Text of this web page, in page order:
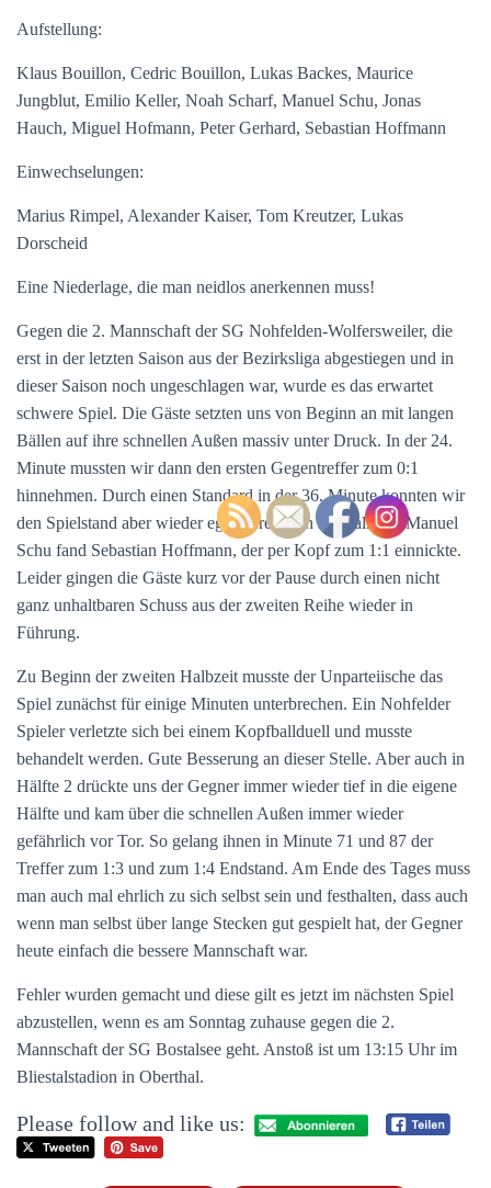
Aufstellung:
Klaus Bouillon, Cedric Bouillon, Lukas Backes, Maurice
Jungblut, Emilio Keller, Noah Scharf, Manuel Schu, Jonas
Hauch, Miguel Hofmann, Peter Gerhard, Sebastian Hoffmann
Einwechselungen:
Marius Rimpel, Alexander Kaiser, Tom Kreutzer, Lukas
Dorscheid
Eine Niederlage, die man neidlos anerkennen muss!
Gegen die 2. Mannschaft der SG Nohfelden-Wolfersweiler, die
erst in der letzten Saison aus der Bezirksliga abgestiegen und in
dieser Saison noch ungeschlagen war, wurde es das erwartet
schwere Spiel. Die Gäste setzten uns von Beginn an mit langen
Bällen auf ihre schnellen Außen massiv unter Druck. In der 24.
Minute mussten wir dann den ersten Gegentreffer zum 0:1
hinnehmen. Durch einen Standard in der 36. Minute konnten wir
den Spielstand aber wieder egalisieren. Ein Eckball von Manuel
Schu fand Sebastian Hoffmann, der per Kopf zum 1:1 einnickte.
Leider gingen die Gäste kurz vor der Pause durch einen nicht
ganz unhaltbaren Schuss aus der zweiten Reihe wieder in
Führung.
Zu Beginn der zweiten Halbzeit musste der Unparteiische das
Spiel zunächst für einige Minuten unterbrechen. Ein Nohfelder
Spieler verletzte sich bei einem Kopfballduell und musste
behandelt werden. Gute Besserung an dieser Stelle. Aber auch in
Hälfte 2 drückte uns der Gegner immer wieder tief in die eigene
Hälfte und kam über die schnellen Außen immer wieder
gefährlich vor Tor. So gelang ihnen in Minute 71 und 87 der
Treffer zum 1:3 und zum 1:4 Endstand. Am Ende des Tages muss
man auch mal ehrlich zu sich selbst sein und festhalten, dass auch
wenn man selbst über lange Stecken gut gespielt hat, der Gegner
heute einfach die bessere Mannschaft war.
Fehler wurden gemacht und diese gilt es jetzt im nächsten Spiel
abzustellen, wenn es am Sonntag zuhause gegen die 2.
Mannschaft der SG Bostalsee geht. Anstoß ist um 13:15 Uhr im
Bliestalstadion in Oberthal.
Please follow and like us: